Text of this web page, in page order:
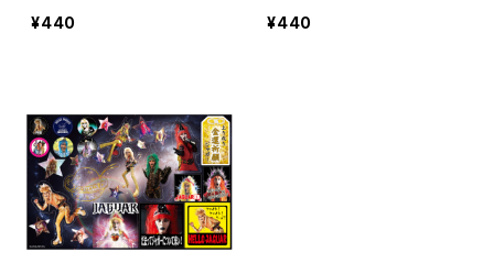
¥440
¥440